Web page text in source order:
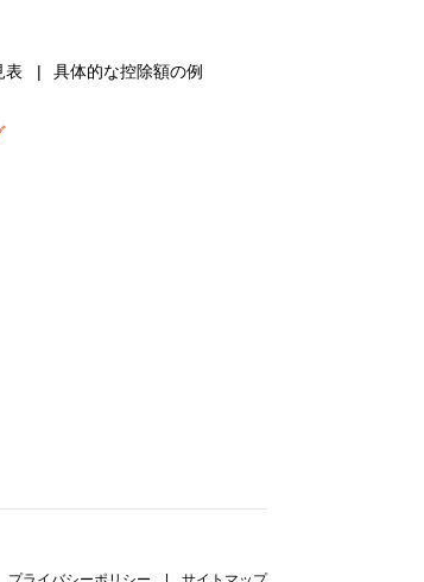
表 具体的な控除額の例